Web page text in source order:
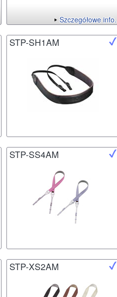
Szczegółowe info.
STP-SH1AM
STP-SS4AM
STP-XS2AM